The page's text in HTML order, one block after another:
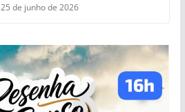
25 de junho de 2026